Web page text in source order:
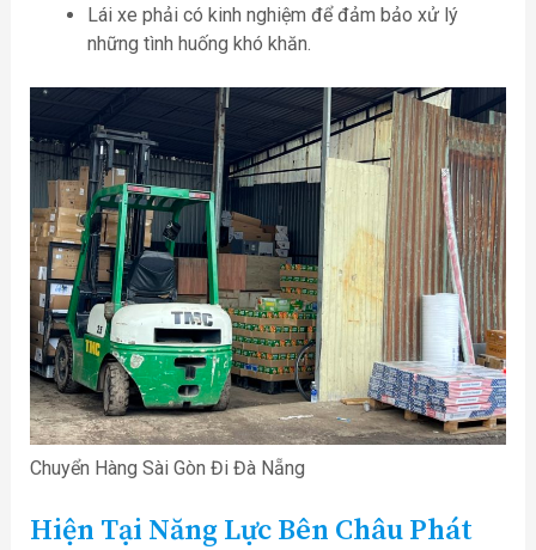
Lái xe phải có kinh nghiệm để đảm bảo xử lý
những tình huống khó khăn.
Chuyển Hàng Sài Gòn Đi Đà Nẵng
Hiện Tại Năng Lực Bên Châu Phát